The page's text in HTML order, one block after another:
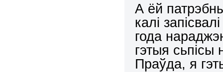
А ёй
калі
года
гэтыя сьпісы
Праўда, я